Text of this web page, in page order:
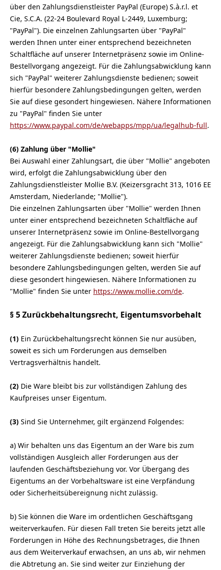
über den Zahlungsdienstleister PayPal (Europe) S.à.r.l. et
Cie, S.C.A. (22-24 Boulevard Royal L-2449, Luxemburg;
"PayPal"). Die einzelnen Zahlungsarten über "PayPal"
werden Ihnen unter einer entsprechend bezeichneten
Schaltfläche auf unserer Internetpräsenz sowie im Online-
Bestellvorgang angezeigt. Für die Zahlungsabwicklung kann
sich "PayPal" weiterer Zahlungsdienste bedienen; soweit
hierfür besondere Zahlungsbedingungen gelten, werden
Sie auf diese gesondert hingewiesen. Nähere Informationen
zu "PayPal" finden Sie unter
https://www.paypal.com/de/webapps/mpp/ua/legalhub-full.
(6) Zahlung über "Mollie"
Bei Auswahl einer Zahlungsart, die über "Mollie" angeboten
wird, erfolgt die Zahlungsabwicklung über den
Zahlungsdienstleister Mollie B.V. (Keizersgracht 313, 1016 EE
Amsterdam, Niederlande; "Mollie").
Die einzelnen Zahlungsarten über "Mollie" werden Ihnen
unter einer entsprechend bezeichneten Schaltfläche auf
unserer Internetpräsenz sowie im Online-Bestellvorgang
angezeigt. Für die Zahlungsabwicklung kann sich "Mollie"
weiterer Zahlungsdienste bedienen; soweit hierfür
besondere Zahlungsbedingungen gelten, werden Sie auf
diese gesondert hingewiesen. Nähere Informationen zu
"Mollie" finden Sie unter https://www.mollie.com/de.
§ 5 Zurückbehaltungsrecht, Eigentumsvorbehalt
(1) Ein Zurückbehaltungsrecht können Sie nur ausüben,
soweit es sich um Forderungen aus demselben
Vertragsverhältnis handelt.
(2) Die Ware bleibt bis zur vollständigen Zahlung des
Kaufpreises unser Eigentum.
(3) Sind Sie Unternehmer, gilt ergänzend Folgendes:
a) Wir behalten uns das Eigentum an der Ware bis zum
vollständigen Ausgleich aller Forderungen aus der
laufenden Geschäftsbeziehung vor. Vor Übergang des
Eigentums an der Vorbehaltsware ist eine Verpfändung
oder Sicherheitsübereignung nicht zulässig.
b) Sie können die Ware im ordentlichen Geschäftsgang
weiterverkaufen. Für diesen Fall treten Sie bereits jetzt alle
Forderungen in Höhe des Rechnungsbetrages, die Ihnen
aus dem Weiterverkauf erwachsen, an uns ab, wir nehmen
die Abtretung an. Sie sind weiter zur Einziehung der